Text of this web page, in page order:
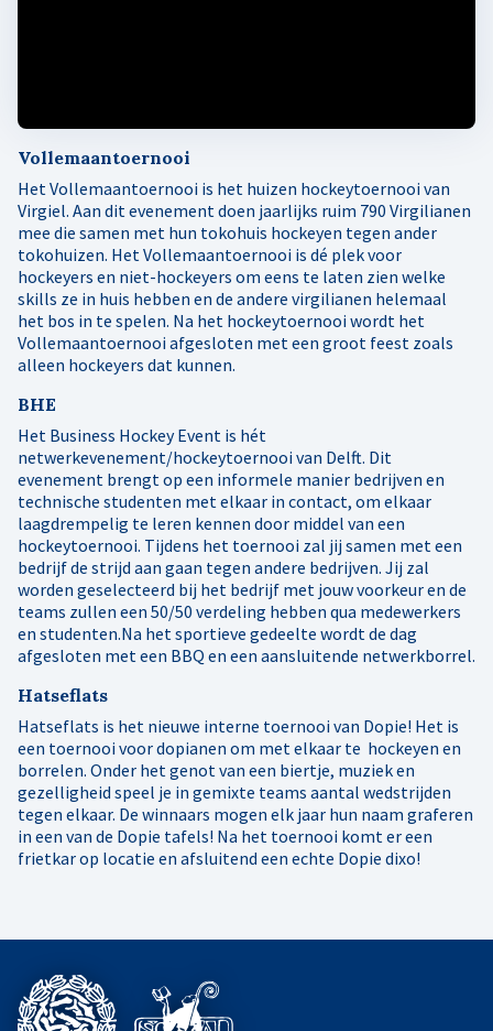
Vollemaantoernooi
Het Vollemaantoernooi is het huizen hockeytoernooi van
Virgiel. Aan dit evenement doen jaarlijks ruim 790 Virgilianen
mee die samen met hun tokohuis hockeyen tegen ander
tokohuizen. Het Vollemaantoernooi is dé plek voor
hockeyers en niet-hockeyers om eens te laten zien welke
skills ze in huis hebben en de andere virgilianen helemaal
het bos in te spelen. Na het hockeytoernooi wordt het
Vollemaantoernooi afgesloten met een groot feest zoals
alleen hockeyers dat kunnen.
BHE
Het Business Hockey Event is hét
netwerkevenement/hockeytoernooi van Delft. Dit
evenement brengt op een informele manier bedrijven en
technische studenten met elkaar in contact, om elkaar
laagdrempelig te leren kennen door middel van een
hockeytoernooi. Tijdens het toernooi zal jij samen met een
bedrijf de strijd aan gaan tegen andere bedrijven. Jij zal
worden geselecteerd bij het bedrijf met jouw voorkeur en de
teams zullen een 50/50 verdeling hebben qua medewerkers
en studenten.Na het sportieve gedeelte wordt de dag
afgesloten met een BBQ en een aansluitende netwerkborrel.
Hatseflats
Hatseflats is het nieuwe interne toernooi van Dopie! Het is
een toernooi voor dopianen om met elkaar te hockeyen en
borrelen. Onder het genot van een biertje, muziek en
gezelligheid speel je in gemixte teams aantal wedstrijden
tegen elkaar. De winnaars mogen elk jaar hun naam graferen
in een van de Dopie tafels! Na het toernooi komt er een
frietkar op locatie en afsluitend een echte Dopie dixo!